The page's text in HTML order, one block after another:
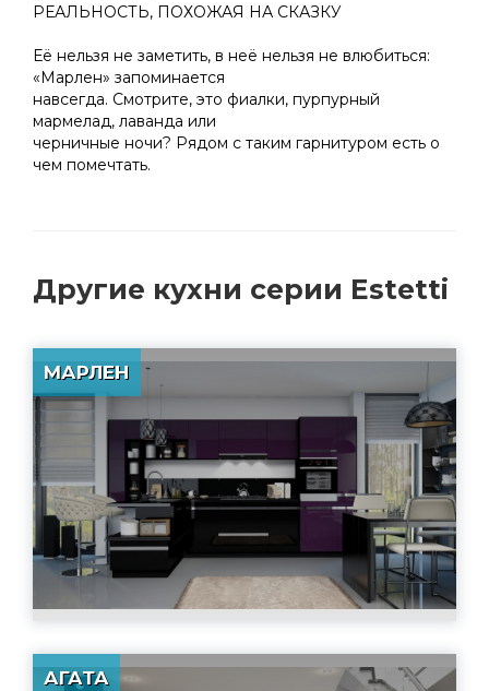
РЕАЛЬНОСТЬ, ПОХОЖАЯ НА СКАЗКУ
Её нельзя не заметить, в неё нельзя не влюбиться:
«Марлен» запоминается
навсегда. Смотрите, это фиалки, пурпурный
мармелад, лаванда или
черничные ночи? Рядом с таким гарнитуром есть о
чем помечтать.
Другие кухни серии Estetti
МАРЛЕН
АГАТА